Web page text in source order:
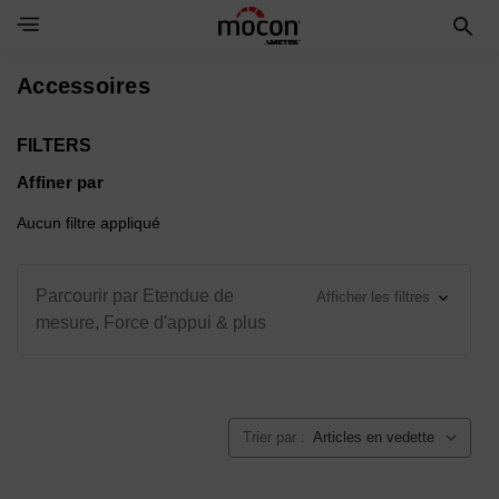
Toggle Navigation Menu
Accessoires
FILTERS
Affiner par
Aucun filtre appliqué
Parcourir par Etendue de
mesure, Force d'appui & plus
Afficher les filtres
Trier par :